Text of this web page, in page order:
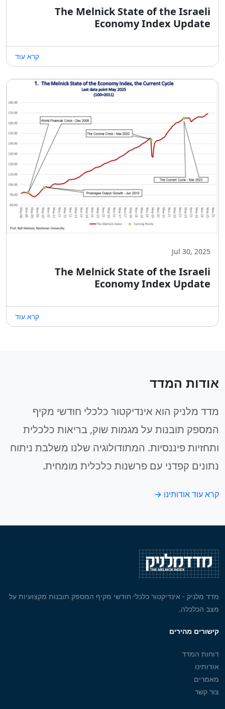
The Melnick State of the Israeli
Economy Index Update
קרא עוד
Jul 30, 2025
The Melnick State of the Israeli
Economy Index Update
קרא עוד
אודות המדד
מדד מלניק הוא אינדיקטור כלכלי חודשי מקיף
המספק תובנות על מגמות שוק, בריאות כלכלית
ותחזיות פיננסיות. המתודולוגיה שלנו משלבת ניתוח
נתונים קפדני עם פרשנות כלכלית מומחית.
קרא עוד אודותינו →
מדד מלניק - אינדיקטור כלכלי חודשי מקיף המספק תובנות מקצועיות על
מצב הכלכלה.
קישורים מהירים
דוחות המדד
אודותינו
מאמרים
צור קשר